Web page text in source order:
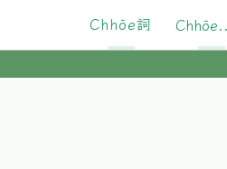
Chhōe詞 Chhōe...